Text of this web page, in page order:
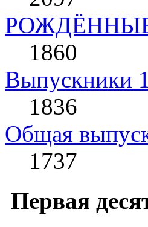
1860
Выпускники
1836
Общая
1737
Первая